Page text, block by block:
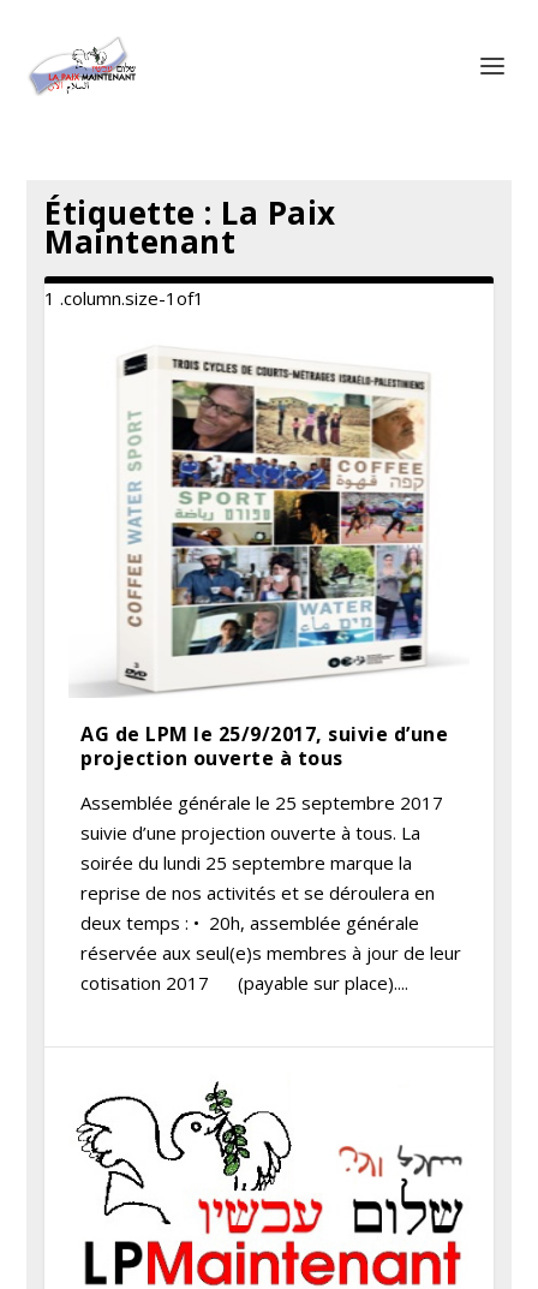
Étiquette : La Paix
Maintenant
AG de LPM le 25/9/2017, suivie d’une
projection ouverte à tous
Assemblée générale le 25 septembre 2017
suivie d’une projection ouverte à tous. La
soirée du lundi 25 septembre marque la
reprise de nos activités et se déroulera en
deux temps : • 20h, assemblée générale
réservée aux seul(e)s membres à jour de leur
cotisation 2017 (payable sur place)....